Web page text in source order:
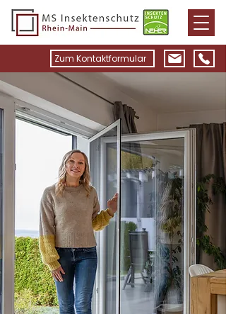
Zum Kontaktformular